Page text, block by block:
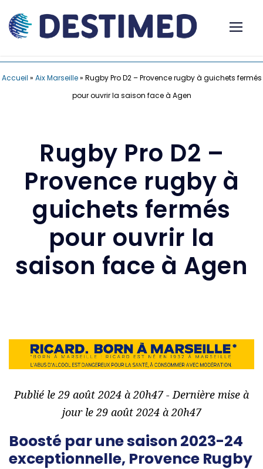
Accueil » Aix Marseille» Rugby Pro D2 – Provence rugby à guichets fermés
pour ouvrir la saison face à Agen
Rugby Pro D2 –
Provence rugby à
guichets fermés
pour ouvrir la
saison face à Agen
Publié le 29 août 2024 à 20h47 - Dernière mise à
jour le 29 août 2024 à 20h47
Boosté par une saison 2023-24
exceptionnelle, Provence Rugby